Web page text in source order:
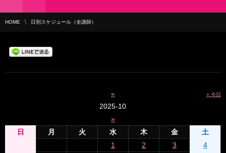
HOME 日別スケジュール（全講師）
«
2025-10
»
» 今日
日 月 火 水 木 金
土
1
2 3
4